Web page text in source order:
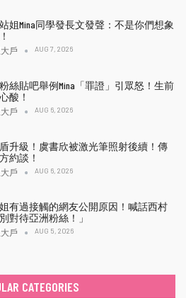
姐Mina同學發長文發聲：不是你們想象
戶 AUG 7, 2026
絲貼吧舉例Mina「罪證」引眾怒！生前
酸！
戶 AUG 6, 2026
升級！虞書欣被激光筆照射後續！傳
約談！
戶 AUG 6, 2026
有過接觸的網友公開原因！喊話西村
對待亞洲粉絲！」
戶 AUG 5, 2026
CATEGORIES